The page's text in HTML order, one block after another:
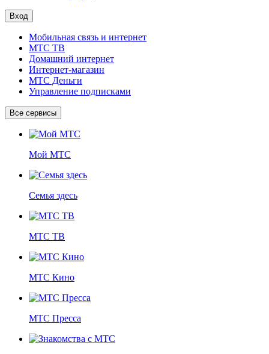
Вход
Мобильная связь и интернет
МТС ТВ
Домашний интернет
Интернет-магазин
МТС Деньги
Управление подписками
Все сервисы
Мой МТС
Семья здесь
МТС ТВ
МТС Кино
МТС Пресса